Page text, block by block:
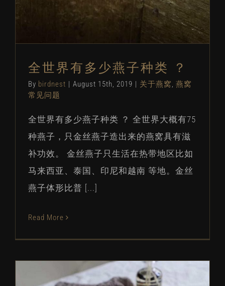
全世界有多少燕子种类 ？
By birdnest | August 15th, 2019 | 关于燕窝, 燕窝
常见问题
全世界有多少燕子种类 ？ 全世界大概有75
种燕子，只金丝燕子造出来的燕窝具有滋
补功效。 金丝燕子只生活在热带地区比如
马来西亚、泰国、印尼和越南 等地。金丝
燕子体形比普 [...]
Read More